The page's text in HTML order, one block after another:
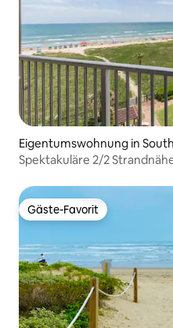
Eigentumswohnung in
Spektakuläre 2/2
Gäste-Favorit
Gäste-Favorit